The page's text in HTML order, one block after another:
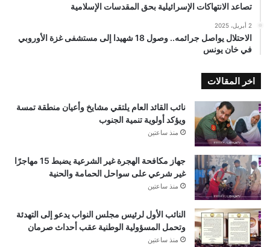
تصاعد الانتهاكات الإسرائيلية بحق المقدسات الإسلامية
2 أبريل، 2025
الاحتلال يواصل جرائمه.. وصول 18 شهيدا إلى مستشفى غزة الأوروبي
في خان يونس
اخر المقالات
نائب القائد العام يلتقي مشايخ وأعيان منطقة تمسة
ويؤكد أولوية تنمية الجنوب
منذ ساعتين
جهاز مكافحة الهجرة غير الشرعية يضبط 15 مهاجرًا
غير شرعي على سواحل الحمامة والحنية
منذ ساعتين
النائب الأول لرئيس مجلس النواب يدعو إلى التهدئة
وتحمل المسؤولية الوطنية عقب أحداث صرمان
منذ ساعتين